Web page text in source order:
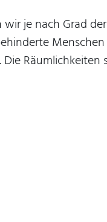
je nach Grad
Räumlichkeiten